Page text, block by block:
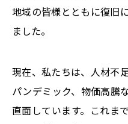
地域の皆様とともに復旧
ました。
現在、私たちは、人材不
パンデミック、物価高騰
直面しています。これま